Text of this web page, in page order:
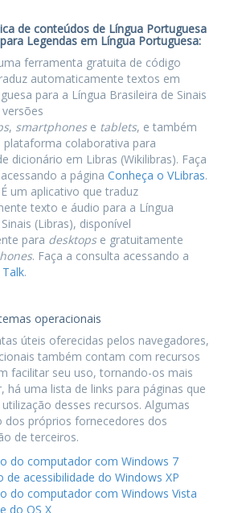
de conteúdos de Língua Portuguesa
Legendas em Língua Portuguesa:
ferramenta gratuita de código
automaticamente textos em
para a Língua Brasileira de Sinais
, smartphonese tablets, e também
plataforma colaborativa para
dicionário em Libras (Wikilibras). Faça
a página Conheça o VLibras.
um aplicativo que traduz
texto e áudio para a Língua
(Libras), disponível
para desktopse gratuitamente
. Faça a consulta acessando a
Talk.
operacionais
úteis oferecidas pelos navegadores,
também contam com recursos
facilitar seu uso, tornando-os mais
há uma lista de links para páginas que
desses recursos. Algumas
dos próprios fornecedores dos
de terceiros.
do computador com Windows 7
de acessibilidade do Windows XP
do computador com Windows Vista
do OS X